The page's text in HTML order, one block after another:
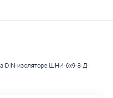
DIN-изоляторе ШНИ-6х9-8-Д-